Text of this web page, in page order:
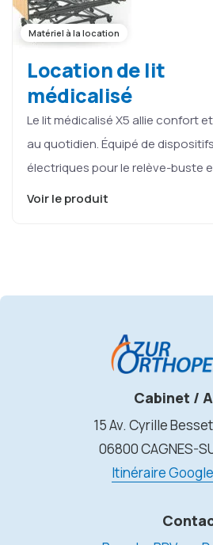
Matériel à la location
Location de lit
médicalisé
Le lit médicalisé X5 allie confort
au quotidien. Équipé de dispositifs
électriques pour le relève-buste
Voir le produit
Cabinet /
15 Av. Cyrille
06800 CAGNES-
Itinéraire